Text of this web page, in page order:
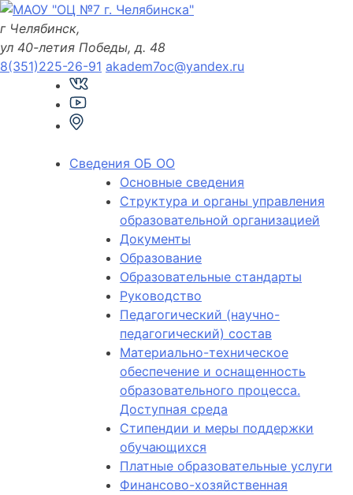
Skip
to
content
г Челябинск,
ул 40-летия Победы, д. 48
8(351)225-26-91 akadem7oc@yandex.ru
Сведения ОБ ОО
Основные сведения
Структура и органы управления
образовательной организацией
Документы
Образование
Образовательные стандарты
Руководство
Педагогический (научно-
педагогический) состав
Материально-техническое
обеспечение и оснащенность
образовательного процесса.
Доступная среда
Стипендии и меры поддержки
обучающихся
Платные образовательные услуги
Финансово-хозяйственная